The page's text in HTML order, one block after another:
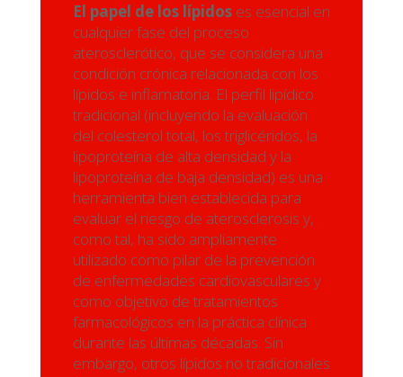
El papel de los lípidoses esencial en
cualquier fase del proceso
aterosclerótico, que se considera una
condición crónica relacionada con los
lípidos e inflamatoria. El perfil lipídico
tradicional (incluyendo la evaluación
del colesterol total, los triglicéridos, la
lipoproteína de alta densidad y la
lipoproteína de baja densidad) es una
herramienta bien establecida para
evaluar el riesgo de aterosclerosis y,
como tal, ha sido ampliamente
utilizado como pilar de la prevención
de enfermedades cardiovasculares y
como objetivo de tratamientos
farmacológicos en la práctica clínica
durante las últimas décadas. Sin
embargo, otros lípidos no tradicionales